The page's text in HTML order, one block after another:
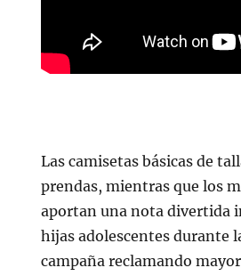
Las camisetas básicas de
prendas, mientras que los
aportan una nota divertida
hijas adolescentes durante
campaña reclamando